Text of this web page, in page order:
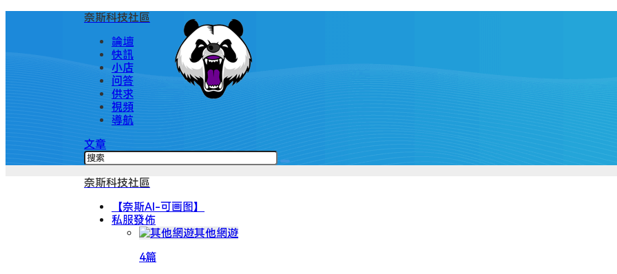
奈斯科技社區
論壇
快訊
小店
问答
供求
視頻
導航
文章
奈斯科技社區
【奈斯AI-可画图】
私服發佈
其他網遊
4篇